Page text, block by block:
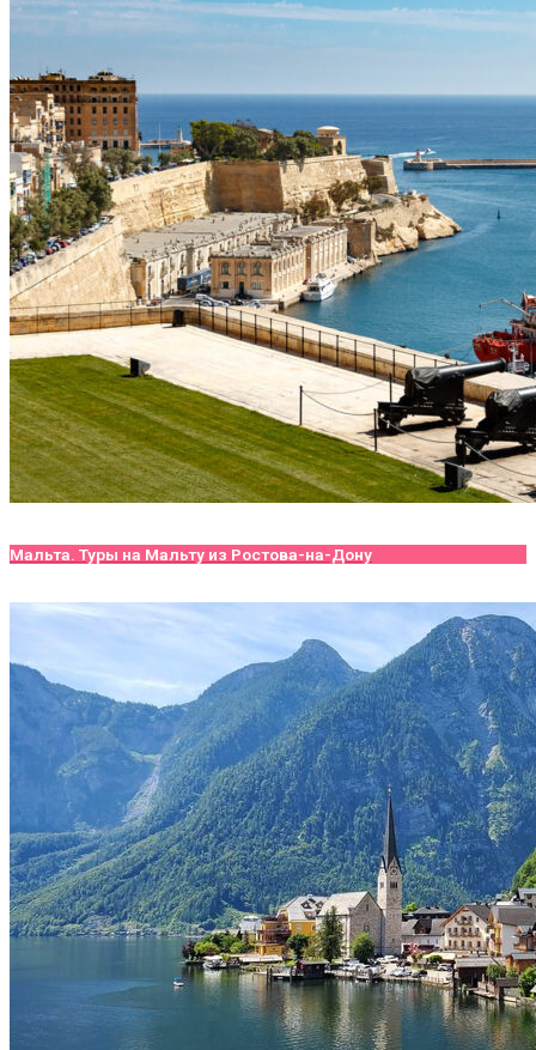
Мальта. Туры на Мальту из Ростова-на-Дону